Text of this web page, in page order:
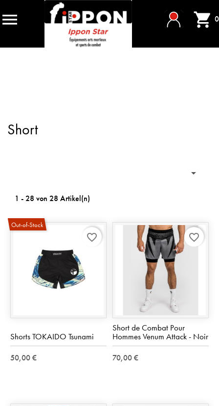
  0
Short

1 - 28 von 28 Artikel(n)
Out-of-Stock
Shorts TOKAIDO Tsunami
50,00 €
favorite_border
Short de Combat Pour
Hommes Venum Attack - Noir
70,00 €
favorite_border